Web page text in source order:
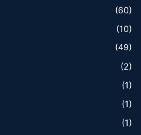
(60)
(10)
(49)
(2)
(1)
(1)
(1)